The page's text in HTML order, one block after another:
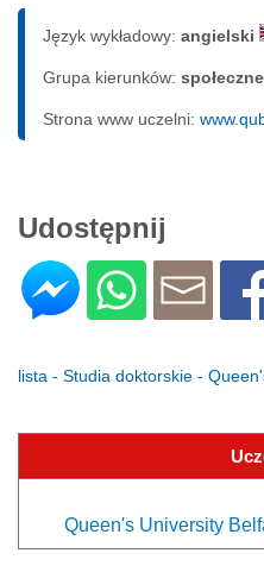
Język wykładowy: angielski
Grupa kierunków: społeczne
Strona www uczelni:
Udostępnij
lista - Studia doktorskie -
Queen's University